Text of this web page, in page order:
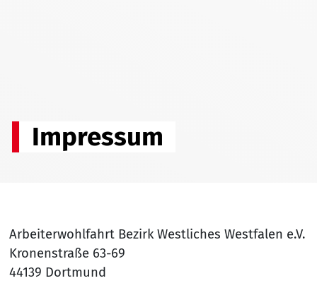
Impressum
Arbeiterwohlfahrt Bezirk Westliches Westfalen e.V.
Kronenstraße 63-69
44139 Dortmund